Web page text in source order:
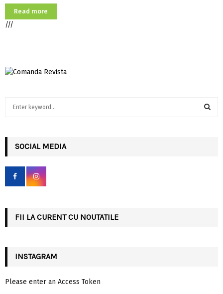
Read more
///
h
f
r
SOCIAL MEDIA
FII LA CURENT CU NOUTATILE
INSTAGRAM
Please enter an Access Token